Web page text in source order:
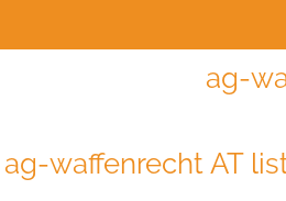
ag-
ag-waffenrecht AT